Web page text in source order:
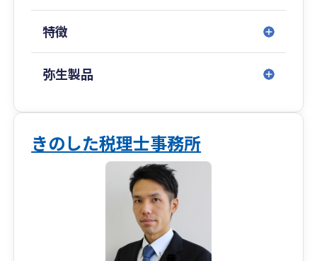
・八王子オフィス： 東京都八王子市横山町9-11
小泉ビル４階
・横浜オフィス： 神奈川県横浜市西区みなとみら
特徴
弥生製品
きのした税理士事務所